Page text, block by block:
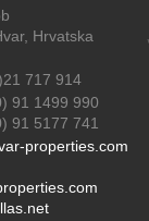
Hrvatska
717 914
91 1499 990
5177 741
properties.com